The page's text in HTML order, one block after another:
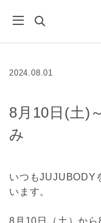
2024.08.01
8月10日(土)
み
いつもJUJUBODY
います。
8月10日（土）か